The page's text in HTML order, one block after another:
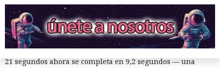
El caché en disco, probado ya en la versión 16.1, lee el caché
guardado antes de la compilación y recompila solo los
fragmentos de código que han cambiado. Según pruebas de
Vercel, una compilación de un proyecto que antes tardaba
21 segundos ahora se completa en 9,2 segundos — una